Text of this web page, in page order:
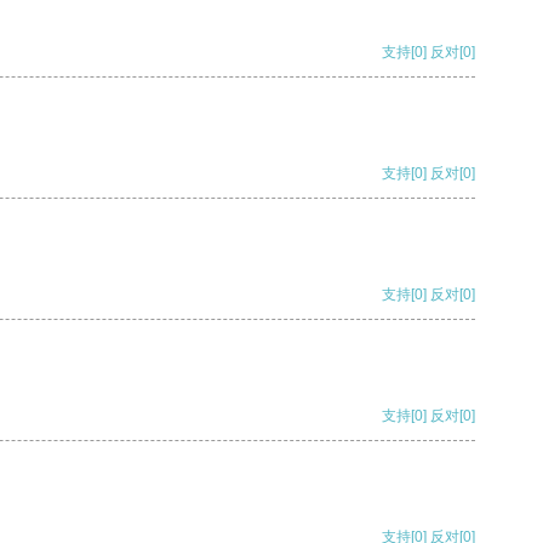
支持[0] 反对[0]
支持[0] 反对[0]
支持[0] 反对[0]
支持[0] 反对[0]
支持[0] 反对[0]